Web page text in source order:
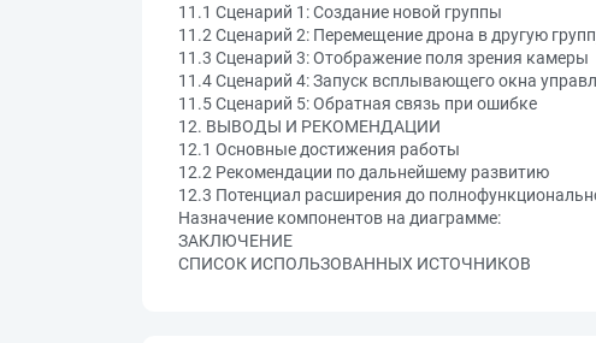
11.1 Сценарий 1: Создание новой группы
11.2 Сценарий 2: Перемещение дрона в другую
11.3 Сценарий 3: Отображение поля зрения камеры
11.4 Сценарий 4: Запуск всплывающего окна
11.5 Сценарий 5: Обратная связь при ошибке
12. ВЫВОДЫ И РЕКОМЕНДАЦИИ
12.1 Основные достижения работы
12.2 Рекомендации по дальнейшему развитию
12.3 Потенциал расширения до
Назначение компонентов на диаграмме:
ЗАКЛЮЧЕНИЕ
СПИСОК ИСПОЛЬЗОВАННЫХ ИСТОЧНИКОВ